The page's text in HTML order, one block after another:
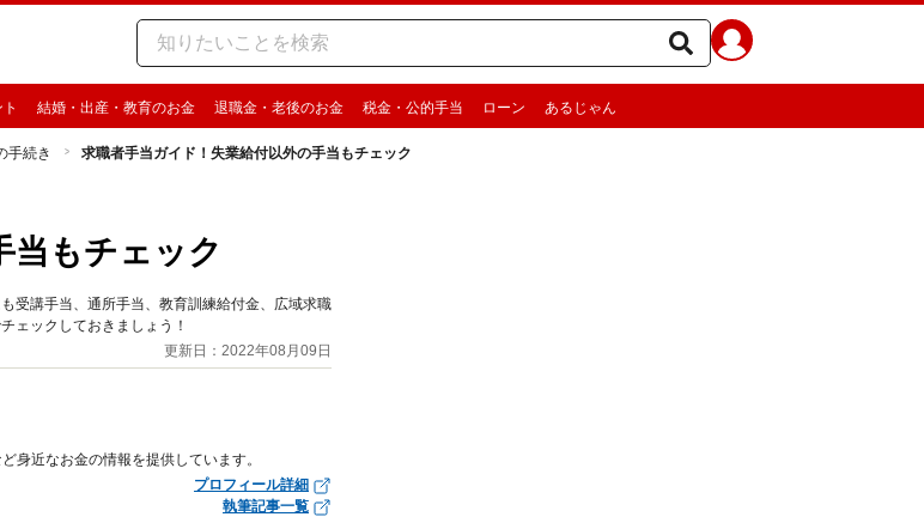
結婚・出産・教育のお金 退職金・老後のお金 税金・公的手当 ローン あるじゃん
手続き 求職者手当ガイド！失業給付以外の手当もチェック
当もチェック
受講手当、通所手当、教育訓練給付金、広域求職
ェックしておきましょう！
更新日：2022年08月09日
身近なお金の情報を提供しています。
プロフィール詳細
執筆記事一覧